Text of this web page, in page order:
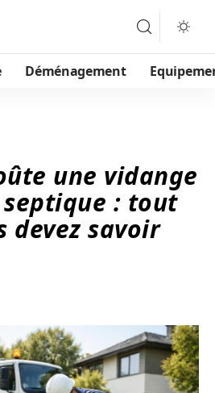
Déménagement
une vidange
: tout
devez savoir